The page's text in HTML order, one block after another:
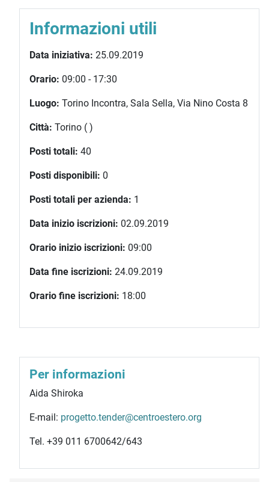
Informazioni utili
Data iniziativa: 25.09.2019
Orario: 09:00 - 17:30
Luogo: Torino Incontra, Sala Sella, Via Nino Costa 8
Città: Torino ( )
Posti totali: 40
Posti disponibili: 0
Posti totali per azienda: 1
Data inizio iscrizioni: 02.09.2019
Orario inizio iscrizioni: 09:00
Data fine iscrizioni: 24.09.2019
Orario fine iscrizioni: 18:00
Per informazioni
Aida Shiroka
E-mail: progetto.tender@centroestero.org
Tel. +39 011 6700642/643